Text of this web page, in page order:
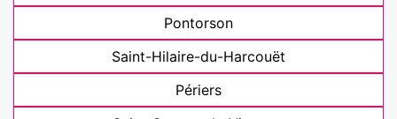
Pontorson
Saint-Hilaire-du-Harcouët
Périers